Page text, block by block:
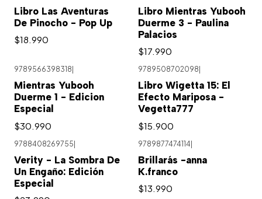
Libro Las Aventuras
De Pinocho - Pop Up
$18.990
Libro Mientras Yubooh
Duerme 3 - Paulina
Palacios
$17.990
9789566398318
Mientras Yubooh
Duerme 1 - Edicion
Especial
$30.990
9789508702098
Libro Wigetta 15: El
Efecto Mariposa -
Vegetta777
$15.900
9788408269755|
Verity - La Sombra De
Un Engaño: Edición
Especial
9789877474114|
Brillarás -anna
K.franco
$13.990